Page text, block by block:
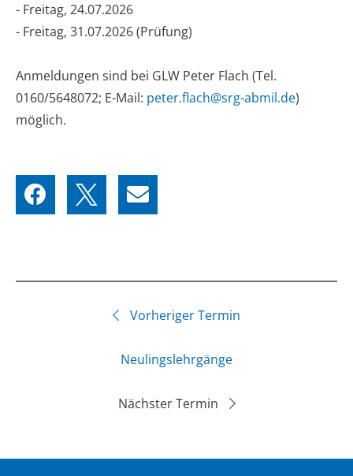
- Freitag, 24.07.2026
- Freitag, 31.07.2026 (Prüfung)
Anmeldungen sind bei GLW Peter Flach (Tel.
0160/5648072; E-Mail: peter.flach@srg-abmil.de)
möglich.
Vorheriger Termin
Neulingslehrgänge
Nächster Termin